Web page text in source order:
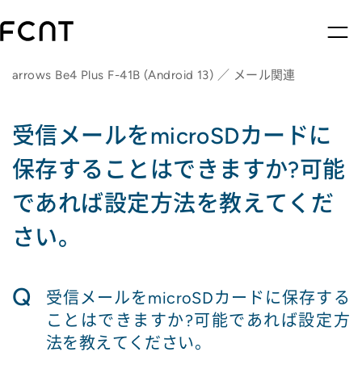
arrows Be4 Plus F-41B (Android 13) ／ メール関連
受信メールをmicroSDカードに
保存することはできますか?可能
であれば設定方法を教えてくだ
さい。
Q
受信メールをmicroSDカードに保存する
ことはできますか?可能であれば設定方
法を教えてください。